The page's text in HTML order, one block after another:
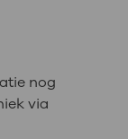
nog
via